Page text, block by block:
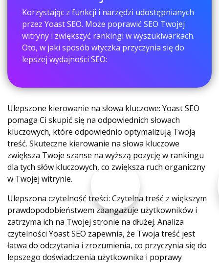
Korzystając z funkcji i narzędzi udostępnianych
przez Yoast SEO. Może poprawić SEO Twojej
witryny i zwiększyć rankingi w wyszukiwarkach.
Oto, w jaki sposób wtyczka przyczynia się do
lepszej wydajności SEO:
Ulepszone kierowanie na słowa kluczowe: Yoast SEO
pomaga Ci skupić się na odpowiednich słowach
kluczowych, które odpowiednio optymalizują Twoją
treść. Skuteczne kierowanie na słowa kluczowe
zwiększa Twoje szanse na wyższą pozycję w rankingu
dla tych słów kluczowych, co zwiększa ruch organiczny
w Twojej witrynie.
Ulepszona czytelność treści: Czytelna treść z większym
prawdopodobieństwem zaangażuje użytkowników i
zatrzyma ich na Twojej stronie na dłużej. Analiza
czytelności Yoast SEO zapewnia, że ​​Twoja treść jest
łatwa do odczytania i zrozumienia, co przyczynia się do
lepszego doświadczenia użytkownika i poprawy